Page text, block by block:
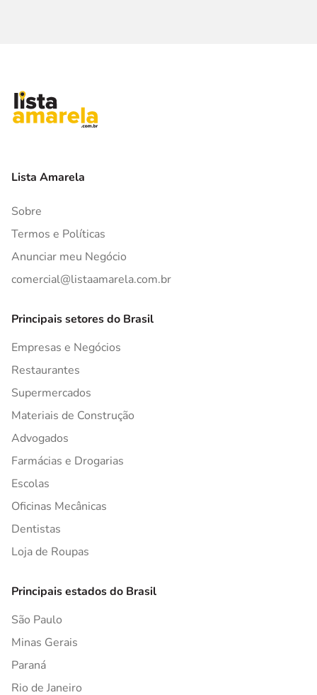
Lista Amarela
Sobre
Termos e Políticas
Anunciar meu Negócio
comercial@listaamarela.com.br
Principais setores do Brasil
Empresas e Negócios
Restaurantes
Supermercados
Materiais de Construção
Advogados
Farmácias e Drogarias
Escolas
Oficinas Mecânicas
Dentistas
Loja de Roupas
Principais estados do Brasil
São Paulo
Minas Gerais
Paraná
Rio de Janeiro